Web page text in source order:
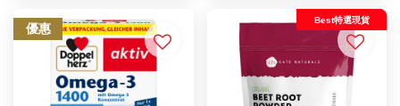
優惠
Best特選現貨